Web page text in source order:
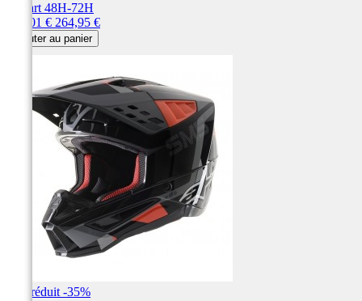
Départ 48H-72H
169,01 € Prix
de
base
264,95 €
Ajouter au panier
Prix réduit -35%